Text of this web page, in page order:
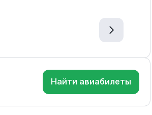
Найти авиабилеты